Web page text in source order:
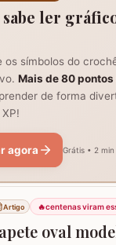
fio de algodão
sabe ler
os símbolos do
Mais de 80
de forma
agora Grátis • 2 min
Artigo 🔥centenas viram
oval